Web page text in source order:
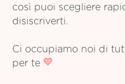
così puoi scegliere
disiscriverti.
Ci occupiamo noi di
per te